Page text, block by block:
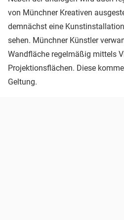
von Münchner Kreativen
demnächst eine
sehen. Münchner Künstler
Wandfläche regelmäßig mittels
Projektionsflächen. Diese
Geltung.